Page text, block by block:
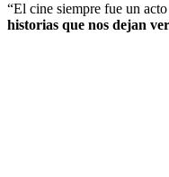
“El cine siempre fue un
historias que nos dejan